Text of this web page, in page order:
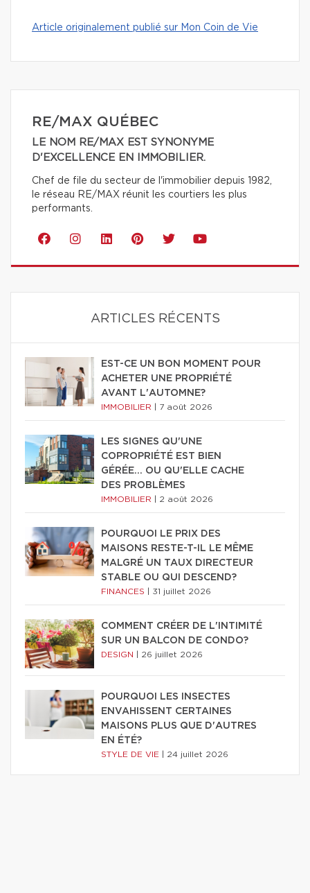
Article originalement publié sur Mon Coin de Vie
RE/MAX QUÉBEC
LE NOM RE/MAX EST SYNONYME
D'EXCELLENCE EN IMMOBILIER.
Chef de file du secteur de l'immobilier depuis 1982,
le réseau RE/MAX réunit les courtiers les plus
performants.
ARTICLES RÉCENTS
EST-CE UN BON MOMENT POUR
ACHETER UNE PROPRIÉTÉ
AVANT L'AUTOMNE?
IMMOBILIER 7 août 2026
LES SIGNES QU'UNE
COPROPRIÉTÉ EST BIEN
GÉRÉE… OU QU'ELLE CACHE
DES PROBLÈMES
IMMOBILIER 2 août 2026
POURQUOI LE PRIX DES
MAISONS RESTE-T-IL LE MÊME
MALGRÉ UN TAUX DIRECTEUR
STABLE OU QUI DESCEND?
FINANCES 31 juillet 2026
COMMENT CRÉER DE L'INTIMITÉ
SUR UN BALCON DE CONDO?
DESIGN 26 juillet 2026
POURQUOI LES INSECTES
ENVAHISSENT CERTAINES
MAISONS PLUS QUE D'AUTRES
EN ÉTÉ?
STYLE DE VIE 24 juillet 2026